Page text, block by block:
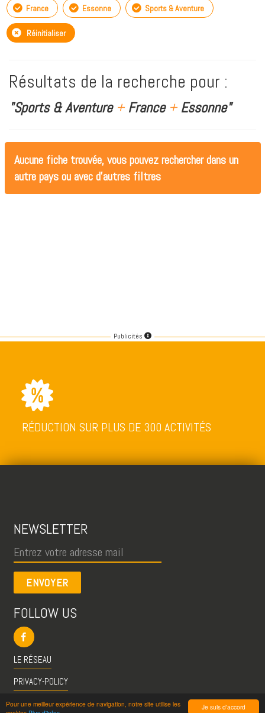
Je suis d'accord
Pour une meilleur expérience de navigation, notre site utilise les
France Essonne Sports & Aventure
Réinitialiser
Résultats de la recherche pour :
"Sports & Aventure +France +Essonne"
Aucune fiche trouvée, vous pouvez rechercher dans un
autre pays ou avec d'autres filtres
Publicités
RÉDUCTION SUR PLUS DE 300 ACTIVITÉS
NEWSLETTER
ENVOYER
FOLLOW US
LE RÉSEAU
PRIVACY-POLICY
CGU